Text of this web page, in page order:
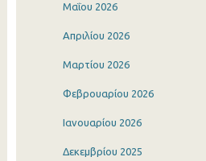
Μαΐου 2026
Απριλίου 2026
Μαρτίου 2026
Φεβρουαρίου 2026
Ιανουαρίου 2026
Δεκεμβρίου 2025